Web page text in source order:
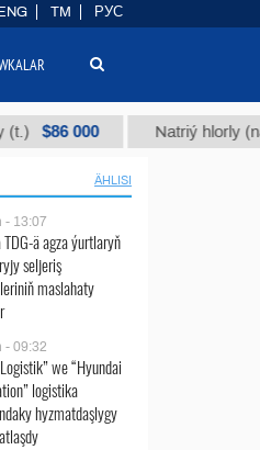
000 Natriý hlorly (nahar
ÄHLISI
- 13:07
ä agza ýurtlaryň
seljeriş
maslahaty
- 09:32
we “Hyundai
logistika
hyzmatdaşlygy
ENG TM РУС